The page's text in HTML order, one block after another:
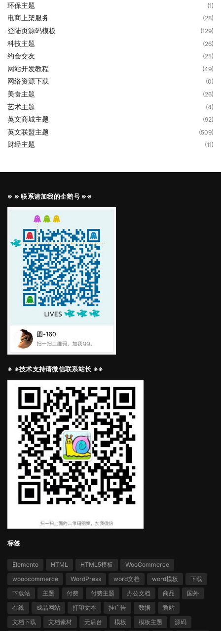
环保主题 (1)
电商上架服务 (28)
登陆页源码模板 (129)
科技主题 (26)
约会交友 (25)
网站开发教程 (49)
网络资源下载 (0)
美食主题 (26)
艺术主题 (4)
英文商城主题 (92)
英文联盟主题 (509)
财经主题 (11)
※ ※ 联系请加我的企鹅号 ※※
※ ※技术支持请微信联系站长 ※※
标签
Elemento HTML HTML5模板
WooCommerce
wooocommerce
WordPress word文档 word模板
下载
下载站
主题 付费 付费主题 办公文档 商品
国外
在线
成品网站 打印文本 挂广告 数据
整站
文档下载
文档素材 无后台 模板 模板主题 源码